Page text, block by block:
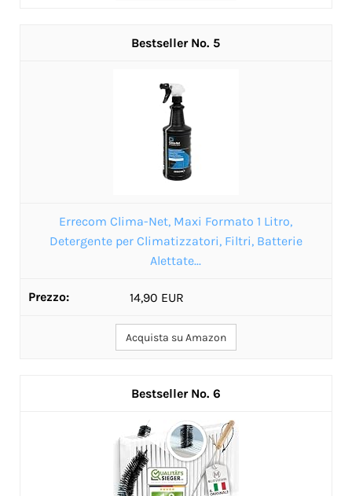
5
Errecom Clima-Net, Maxi Formato 1 Litro,
Detergente per Climatizzatori, Filtri, Batterie
Alettate...
14,90 EUR
Acquista su Amazon
6